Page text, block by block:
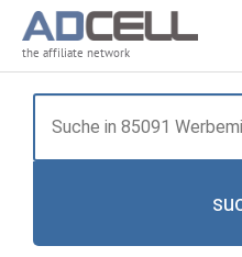
the affiliate network